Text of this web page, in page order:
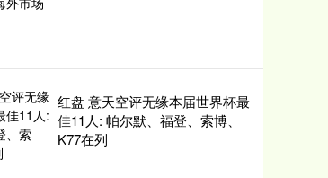
红盘 意天空评无缘本届世界杯最
佳11人: 帕尔默、福登、索博、
K77在列